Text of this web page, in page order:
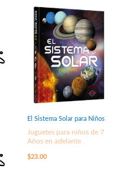
El Sistema Solar para Niños
Juguetes para niños de 7
Años en adelante
$23.00